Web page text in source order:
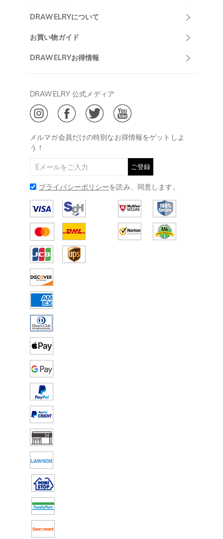
DRAWELRYについて
DRAWELRYについて
ご利用規約
ご特定商取引法に基づく表示
お買い物ガイド
発送について
ジュエリーお手入れ
Drawelry Blog
DRAWELRYお得情報
会員・ポイントについて
メルマガ会員だけの特別なお得情報をゲットしよ
う！
ご登録
プライバシーポリシーを読み、同意します。
DRAWELRY 公式メディア